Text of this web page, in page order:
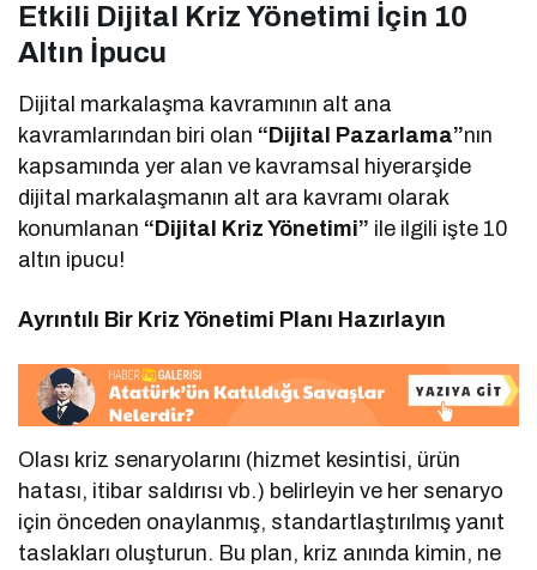
Etkili Dijital Kriz Yönetimi İçin 10
Altın İpucu
Dijital markalaşma kavramının alt ana
kavramlarından biri olan “Dijital Pazarlama”nın
kapsamında yer alan ve kavramsal hiyerarşide
dijital markalaşmanın alt ara kavramı olarak
konumlanan “Dijital Kriz Yönetimi” ile ilgili işte 10
altın ipucu!
Ayrıntılı Bir Kriz Yönetimi Planı Hazırlayın
Olası kriz senaryolarını (hizmet kesintisi, ürün
hatası, itibar saldırısı vb.) belirleyin ve her senaryo
için önceden onaylanmış, standartlaştırılmış yanıt
taslakları oluşturun. Bu plan, kriz anında kimin, ne